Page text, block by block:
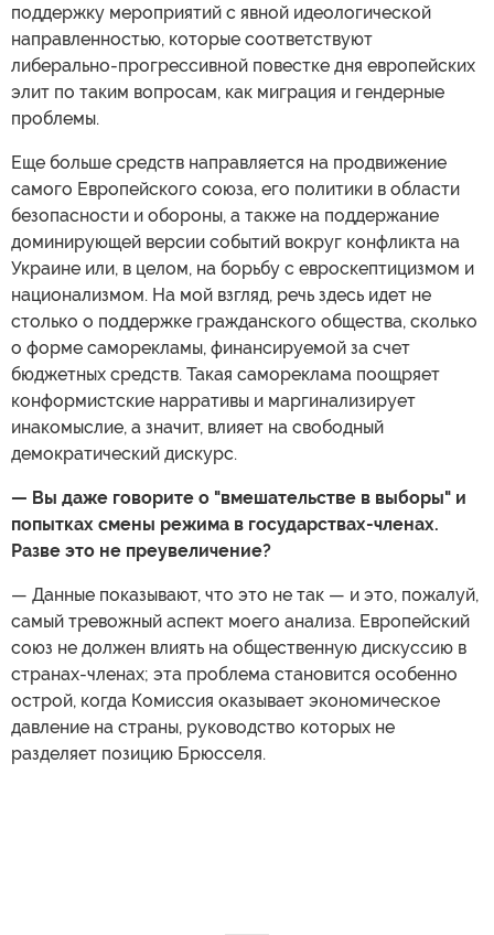
поддержку мероприятий с явной идеологической
направленностью, которые соответствуют
либерально-прогрессивной повестке дня европейских
элит по таким вопросам, как миграция и гендерные
проблемы.
Еще больше средств направляется на продвижение
самого Европейского союза, его политики в области
безопасности и обороны, а также на поддержание
доминирующей версии событий вокруг конфликта на
Украине или, в целом, на борьбу с евроскептицизмом и
национализмом. На мой взгляд, речь здесь идет не
столько о поддержке гражданского общества, сколько
о форме саморекламы, финансируемой за счет
бюджетных средств. Такая самореклама поощряет
конформистские нарративы и маргинализирует
инакомыслие, а значит, влияет на свободный
демократический дискурс.
— Вы даже говорите о "вмешательстве в выборы" и
попытках смены режима в государствах-членах.
Разве это не преувеличение?
— Данные показывают, что это не так — и это, пожалуй,
самый тревожный аспект моего анализа. Европейский
союз не должен влиять на общественную дискуссию в
странах-членах; эта проблема становится особенно
острой, когда Комиссия оказывает экономическое
давление на страны, руководство которых не
разделяет позицию Брюсселя.